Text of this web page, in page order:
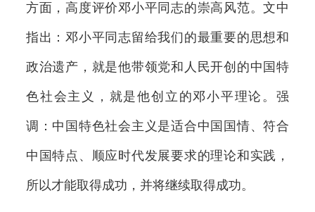
方面，高度评价邓小平同志的崇高风范。文中
指出：邓小平同志留给我们的最重要的思想和
政治遗产，就是他带领党和人民开创的中国特
色社会主义，就是他创立的邓小平理论。强
调：中国特色社会主义是适合中国国情、符合
中国特点、顺应时代发展要求的理论和实践，
所以才能取得成功，并将继续取得成功。